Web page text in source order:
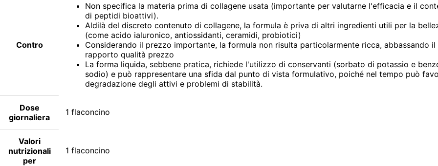
Contro
Non specifica la materia prima di collagene usata (importante per valutarne l'efficacia e il
di peptidi bioattivi).
Aldilà del discreto contenuto di collagene, la formula è priva di altri ingredienti utili per la
(come acido ialuronico, antiossidanti, ceramidi, probiotici)
Considerando il prezzo importante, la formula non risulta particolarmente ricca, abbassando il
rapporto qualità prezzo
La forma liquida, sebbene pratica, richiede l'utilizzo di conservanti (sorbato di potassio e
sodio) e può rappresentare una sfida dal punto di vista formulativo, poiché nel tempo può
degradazione degli attivi e problemi di stabilità.
Dose
giornaliera
1 flaconcino
Valori
nutrizionali
per
1 flaconcino